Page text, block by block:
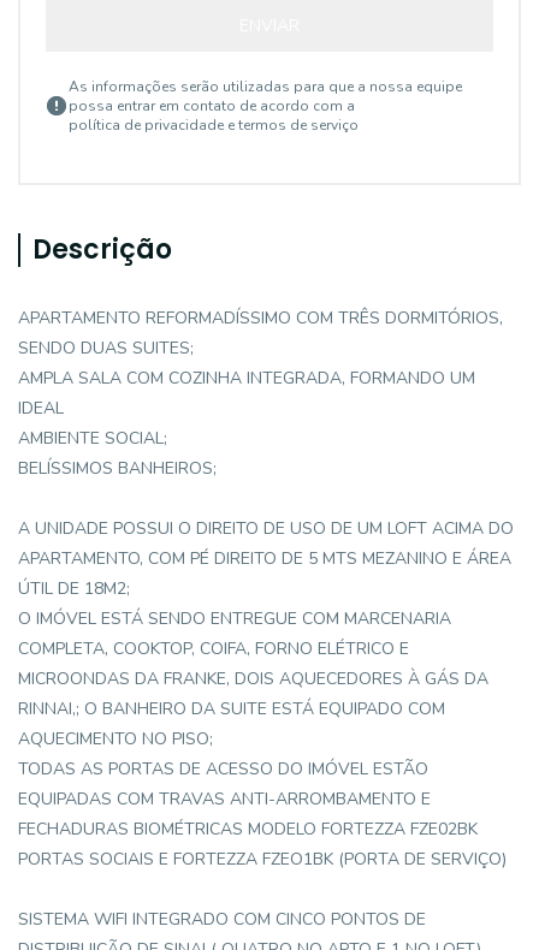
As informações serão utilizadas para que a nossa equipe
possa entrar em contato de acordo com a
política de privacidade e termos de serviço
Descrição
APARTAMENTO REFORMADÍSSIMO COM TRÊS DORMITÓRIOS,
SENDO DUAS SUITES;
AMPLA SALA COM COZINHA INTEGRADA, FORMANDO UM
IDEAL
AMBIENTE SOCIAL;
BELÍSSIMOS BANHEIROS;
A UNIDADE POSSUI O DIREITO DE USO DE UM LOFT ACIMA DO
APARTAMENTO, COM PÉ DIREITO DE 5 MTS MEZANINO E ÁREA
ÚTIL DE 18M2;
O IMÓVEL ESTÁ SENDO ENTREGUE COM MARCENARIA
COMPLETA, COOKTOP, COIFA, FORNO ELÉTRICO E
MICROONDAS DA FRANKE, DOIS AQUECEDORES À GÁS DA
RINNAI,; O BANHEIRO DA SUITE ESTÁ EQUIPADO COM
AQUECIMENTO NO PISO;
TODAS AS PORTAS DE ACESSO DO IMÓVEL ESTÃO
EQUIPADAS COM TRAVAS ANTI-ARROMBAMENTO E
FECHADURAS BIOMÉTRICAS MODELO FORTEZZA FZE02BK
PORTAS SOCIAIS E FORTEZZA FZEO1BK (PORTA DE SERVIÇO)
SISTEMA WIFI INTEGRADO COM CINCO PONTOS DE